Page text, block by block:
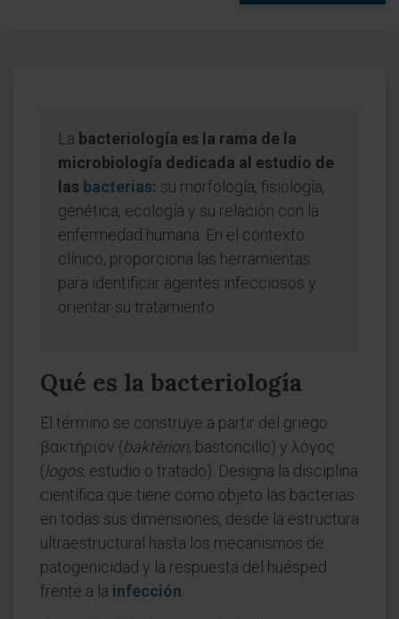
La bacteriología es la rama de la
microbiología dedicada al estudio de
las bacterias: su morfología, fisiología,
genética, ecología y su relación con la
enfermedad humana. En el contexto
clínico, proporciona las herramientas
para identificar agentes infecciosos y
orientar su tratamiento.
Qué es la bacteriología
El término se construye a partir del griego
βακτήριον (baktērion, bastoncillo) y λόγος
(logos, estudio o tratado). Designa la disciplina
científica que tiene como objeto las bacterias
en todas sus dimensiones, desde la estructura
ultraestructural hasta los mecanismos de
patogenicidad y la respuesta del huésped
frente a la infección